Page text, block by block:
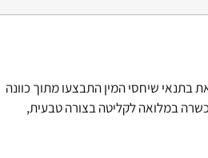
בתנאי שיחסי המין התבצעו מתוך כוונה
במלואה לקליטה בצורה טבעית,